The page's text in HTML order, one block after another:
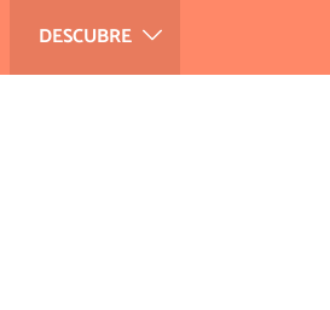
DESCUBRE